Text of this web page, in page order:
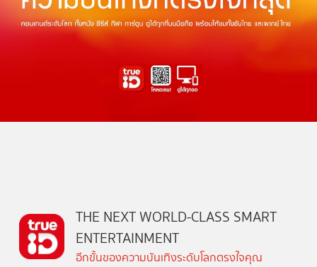
THE NEXT WORLD-CLASS SMART
ENTERTAINMENT
อีกขั้นของความบันเทิงระดับโลกตรงใจคุณ